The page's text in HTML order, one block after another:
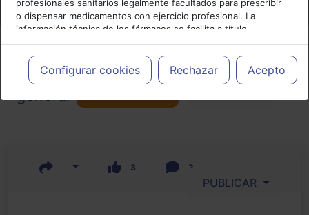
profesionales sanitarios legalmente facultados para prescribir
o dispensar medicamentos con ejercicio profesional. La
información técnica de los fármacos se facilita a título
meramente informativo, siendo responsabilidad de los
profesionales facultados prescribir medicamentos y decidir, en
cada caso concreto, el tratamiento más adecuado a las
necesidades del paciente.
Configurar cookies Rechazar Acepto
Actualidad y Artículos|Psiquiatría
general
3 2
PUBLICAR